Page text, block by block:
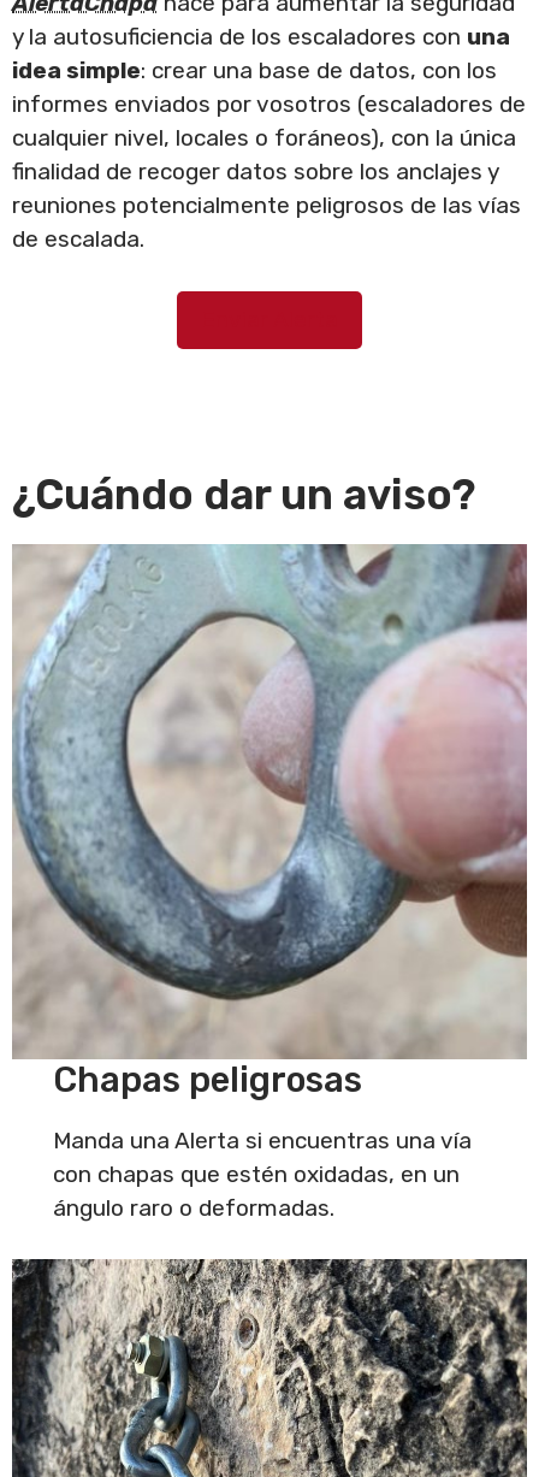
y la autosuficiencia de los escaladores con una
idea simple: crear una base de datos, con los
informes enviados por vosotros (escaladores de
cualquier nivel, locales o foráneos), con la única
finalidad de recoger datos sobre los anclajes y
reuniones potencialmente peligrosos de las vías
de escalada.
¿Cuándo dar un aviso?
Chapas peligrosas
Manda una Alerta si encuentras una vía
con chapas que estén oxidadas, en un
ángulo raro o deformadas.